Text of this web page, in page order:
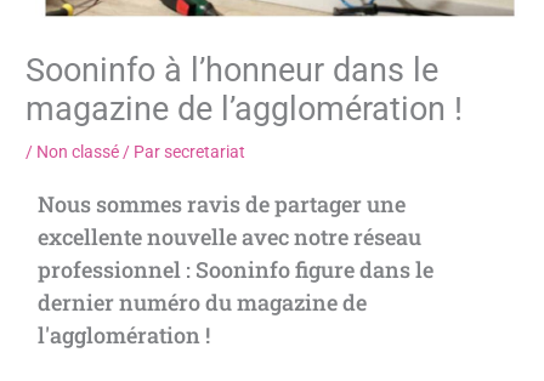
Sooninfo à l’honneur dans le
magazine de l’agglomération !
/ Non classé / Par secretariat
Nous sommes ravis de partager une
excellente nouvelle avec notre réseau
professionnel : Sooninfo figure dans le
dernier numéro du magazine de
l'agglomération !